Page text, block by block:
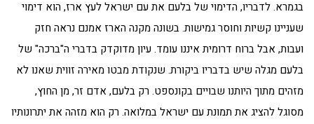
בגמרא. לדבריו, הדימוי של בלעם את עם ישראל לעץ ארז, הוא דימוי
שעניינו קשיות וחוסר גמישות. בשונה מקנה הארז אמנם נראה חזק
ועבות, אבל ברוח דרומית איננו עומד. עיון מדוקדק בדברי ה"ברכה" של
בלעם מגלה שיש בדבריו ביקורת. שנקודת מבטו מאירה זווית שאנו לא
מזהים מתוך היותנו שבויים בקונספט. רק בלעם, אדם זר, מן החוץ,
מסוגל להציג את תמונת עם ישראל במלואה. רק הוא מזהה את יתרונותיו